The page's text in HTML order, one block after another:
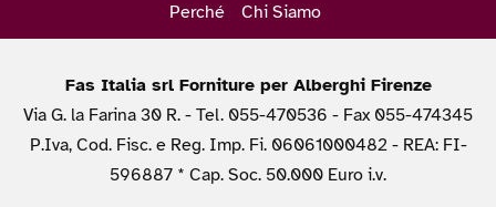
Perché Chi Siamo
Fas Italia srl Forniture per Alberghi Firenze
Via G. la Farina 30 R. - Tel. 055-470536 - Fax 055-474345
P.Iva, Cod. Fisc. e Reg. Imp. Fi. 06061000482 - REA: FI-
596887 * Cap. Soc. 50.000 Euro i.v.